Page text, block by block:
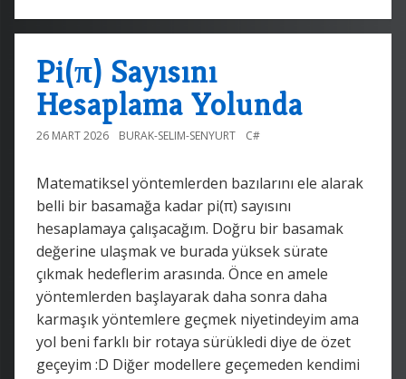
Pi(π) Sayısını
Hesaplama Yolunda
26 MART 2026 BURAK-SELIM-SENYURT C#
Matematiksel yöntemlerden bazılarını ele alarak
belli bir basamağa kadar pi(π) sayısını
hesaplamaya çalışacağım. Doğru bir basamak
değerine ulaşmak ve burada yüksek sürate
çıkmak hedeflerim arasında. Önce en amele
yöntemlerden başlayarak daha sonra daha
karmaşık yöntemlere geçmek niyetindeyim ama
yol beni farklı bir rotaya sürükledi diye de özet
geçeyim :D Diğer modellere geçemeden kendimi